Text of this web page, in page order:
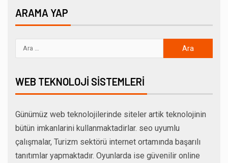
ARAMA YAP
WEB TEKNOLOJI SISTEMLERI
Günümüz web teknolojilerinde siteler artik teknolojinin
bütün imkanlarini kullanmaktadirlar. seo uyumlu
çalışmalar, Turizm sektörü internet ortamında başarılı
tanıtımlar yapmaktadır. Oyunlarda ise güvenilir online